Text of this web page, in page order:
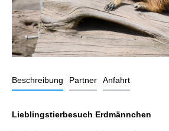
Beschreibung Partner Anfahrt
Lieblingstierbesuch Erdmännchen